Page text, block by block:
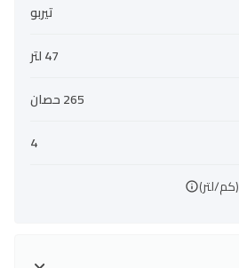
تيربو
47 لتر
265 حصان
4
(كم/لتر)